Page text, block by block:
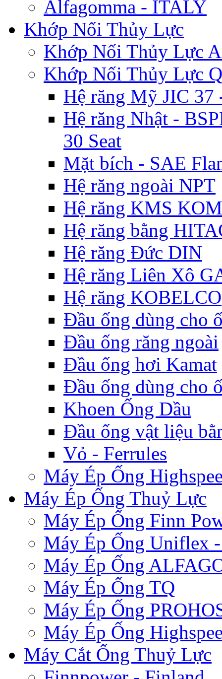
Alfagomma - ITALY
Khớp Nối Thủy Lực
Khớp Nối Thủy Lực
Khớp Nối Thủy Lực
Hệ răng Mỹ JIC
Hệ răng Nhật -
30 Seat
Mặt bích - SAE
Hệ răng ngoài NPT
Hệ răng KMS
Hệ răng bằng
Hệ răng Đức DIN
Hệ răng Liên Xô
Hệ răng KOBELCO
Đầu ống dùng cho
Đầu ống răng ngoài
Đầu ống hơi Kamat
Đầu ống dùng cho
Khoen Ống Dầu
Đầu ống vật liệu
Vỏ - Ferrules
Máy Ép Ống
Máy Ép Ống Thuỷ Lực
Máy Ép Ống Finn
Máy Ép Ống Uniflex
Máy Ép Ống
Máy Ép Ống TQ
Máy Ép Ống
Máy Ép Ống
Máy Cắt Ống Thuỷ Lực